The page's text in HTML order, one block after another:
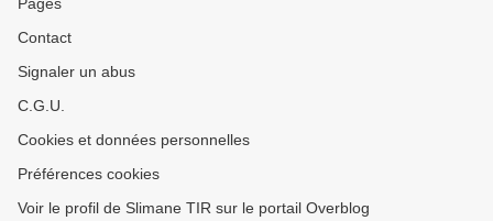
Contact
Signaler un abus
C.G.U.
Cookies et données personnelles
Préférences cookies
Voir le profil de Slimane TIR sur le portail Overblog